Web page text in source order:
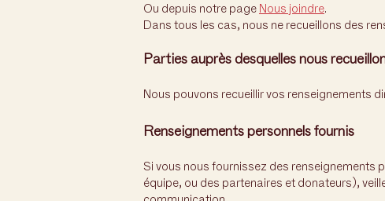
Ou depuis notre page Nous joindre.
Dans tous les cas, nous ne recueillons des
Parties auprès desquelles nous
Nous pouvons recueillir vos renseignements
Renseignements personnels fournis
Si vous nous fournissez des renseignements
équipe, ou des partenaires et donateurs),